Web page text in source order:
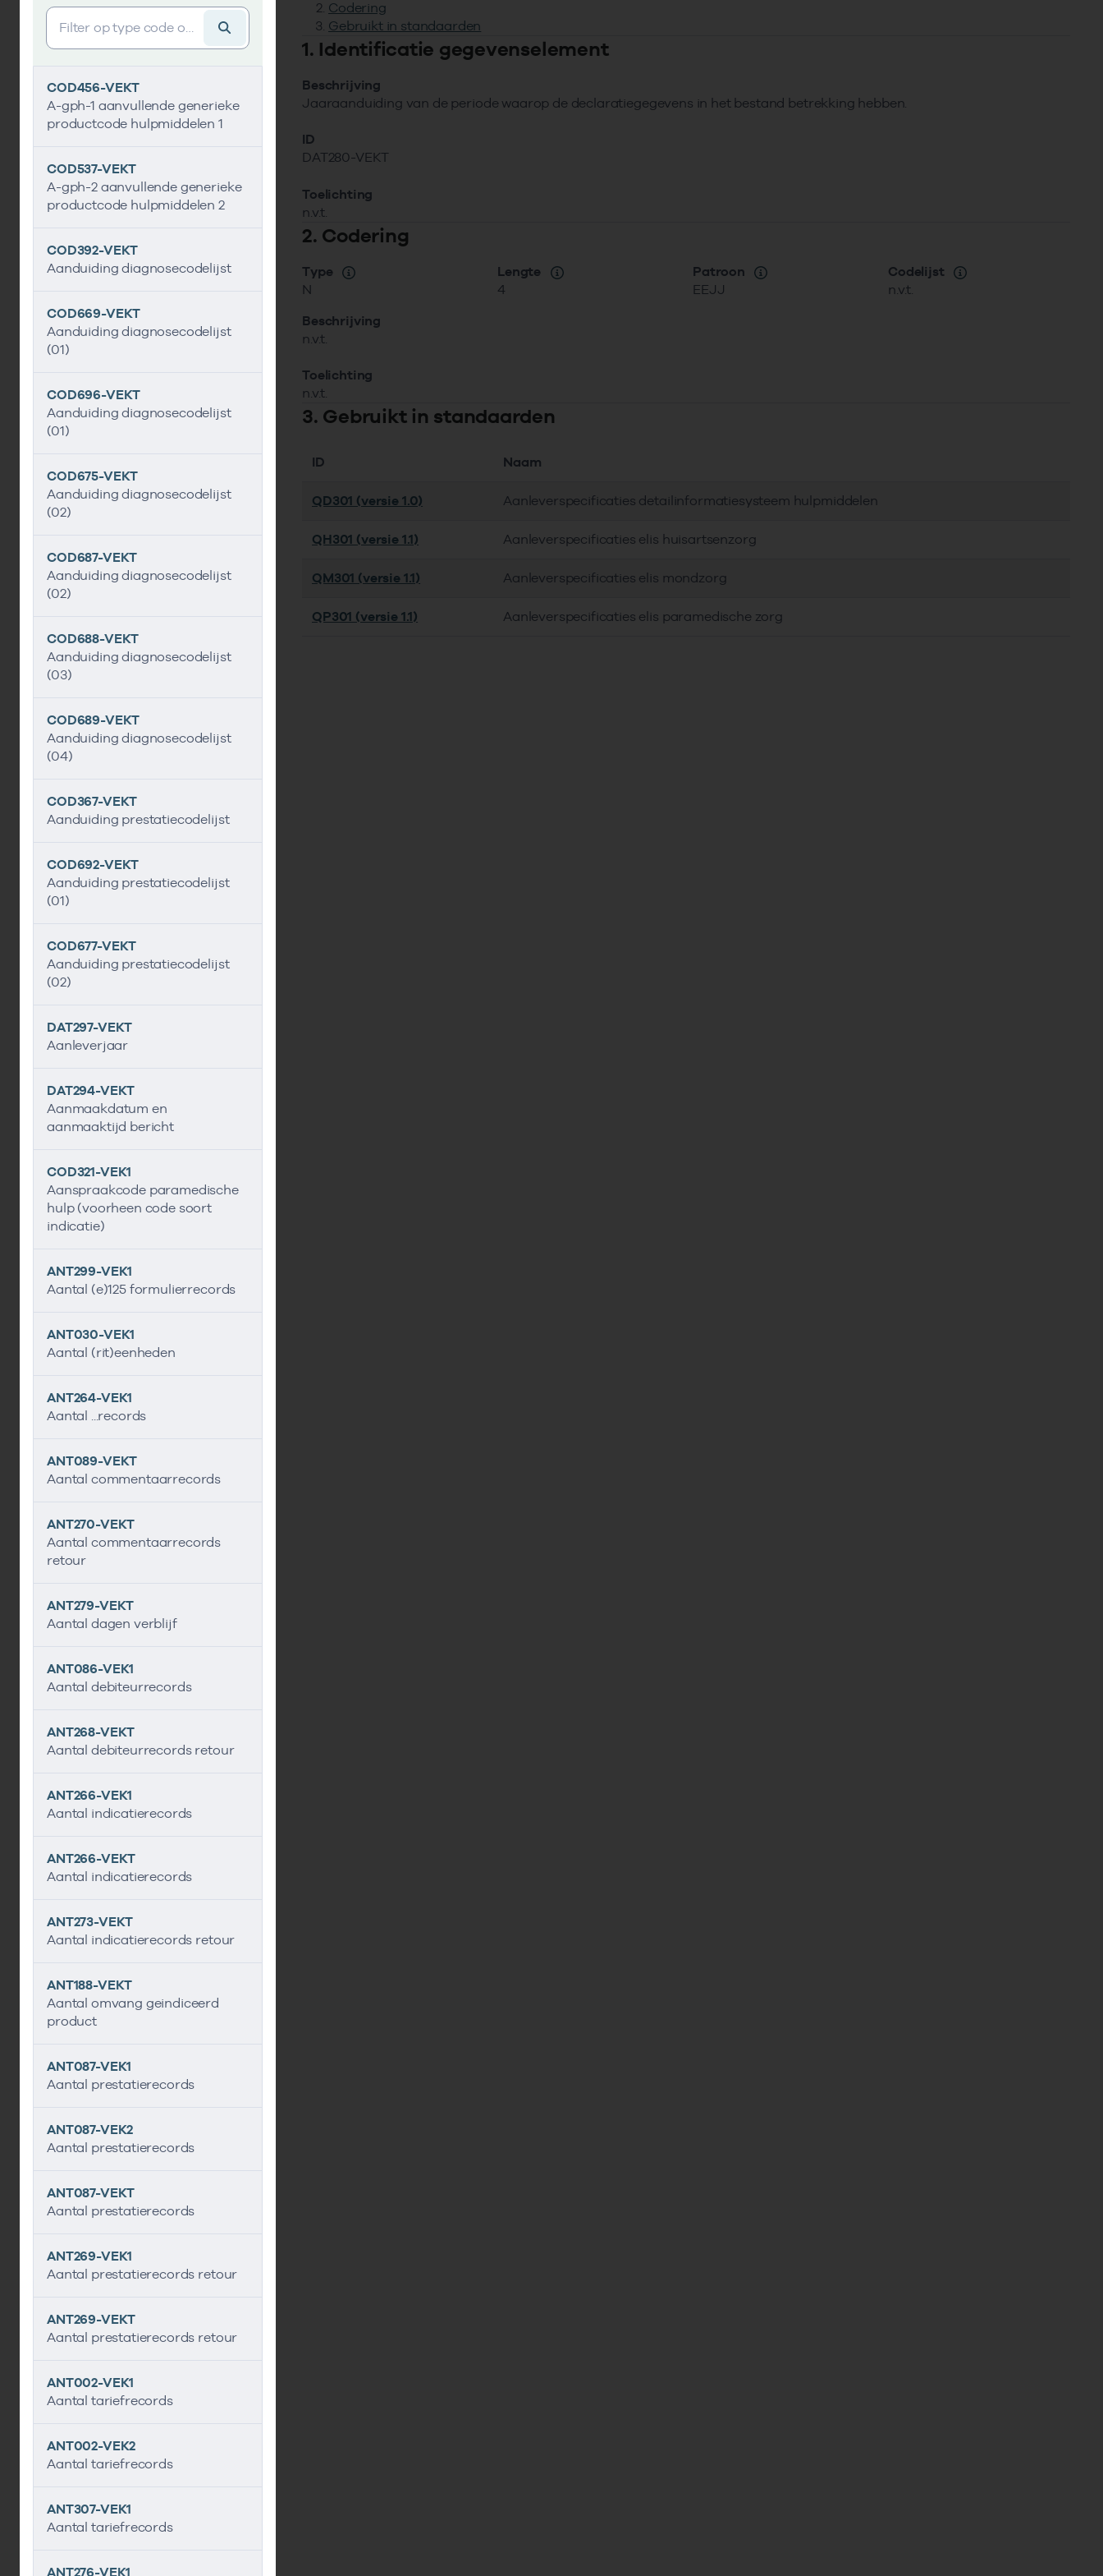
Vind gegevens&shy;element
COD456-VEKT
A-gph-1 aanvullende generieke
productcode hulpmiddelen 1
COD537-VEKT
A-gph-2 aanvullende generieke
productcode hulpmiddelen 2
COD392-VEKT
Aanduiding diagnosecodelijst
COD669-VEKT
Aanduiding diagnosecodelijst
(01)
COD696-VEKT
Aanduiding diagnosecodelijst
(01)
COD675-VEKT
Aanduiding diagnosecodelijst
(02)
COD687-VEKT
Aanduiding diagnosecodelijst
(02)
COD688-VEKT
Aanduiding diagnosecodelijst
(03)
COD689-VEKT
Aanduiding diagnosecodelijst
(04)
COD367-VEKT
Aanduiding prestatiecodelijst
COD692-VEKT
Aanduiding prestatiecodelijst
(01)
COD677-VEKT
Aanduiding prestatiecodelijst
(02)
DAT297-VEKT
Aanleverjaar
DAT294-VEKT
Aanmaakdatum en
aanmaaktijd bericht
COD321-VEK1
Aanspraakcode paramedische
hulp (voorheen code soort
indicatie)
ANT299-VEK1
Aantal (e)125 formulierrecords
ANT030-VEK1
Aantal (rit)eenheden
ANT264-VEK1
Aantal ...records
ANT089-VEKT
Aantal commentaarrecords
ANT270-VEKT
Aantal commentaarrecords
retour
ANT279-VEKT
Aantal dagen verblijf
ANT086-VEK1
Aantal debiteurrecords
ANT268-VEKT
Aantal debiteurrecords retour
ANT266-VEK1
Aantal indicatierecords
ANT266-VEKT
Aantal indicatierecords
ANT273-VEKT
Aantal indicatierecords retour
ANT188-VEKT
Aantal omvang geindiceerd
product
ANT087-VEK1
Aantal prestatierecords
ANT087-VEK2
Aantal prestatierecords
ANT087-VEKT
Aantal prestatierecords
ANT269-VEK1
Aantal prestatierecords retour
ANT269-VEKT
Aantal prestatierecords retour
ANT002-VEK1
Aantal tariefrecords
ANT002-VEK2
Aantal tariefrecords
ANT307-VEK1
Aantal tariefrecords
ANT276-VEK1
Codering
Gebruikt in standaarden
1. Identificatie gegevenselement
Beschrijving
Jaaraanduiding van de periode waarop de declaratiegegevens in het bestand betrekking hebben.
ID
DAT280-VEKT
Toelichting
n.v.t.
2. Codering
Type
N
Lengte
4
Patroon
EEJJ
Codelijst
n.v.t.
Beschrijving
n.v.t.
Toelichting
n.v.t.
3. Gebruikt in standaarden
ID Naam
QD301 (versie 1.0) Aanleverspecificaties detailinformatiesysteem hulpmiddelen
QH301 (versie 1.1) Aanleverspecificaties elis huisartsenzorg
QM301 (versie 1.1) Aanleverspecificaties elis mondzorg
QP301 (versie 1.1) Aanleverspecificaties elis paramedische zorg